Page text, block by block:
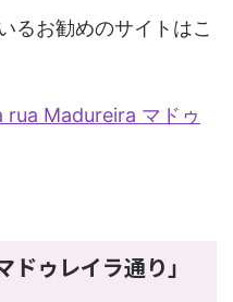
るお勧めのサイトはこ
rua Madureira マドゥ
ゥレイラ通り」